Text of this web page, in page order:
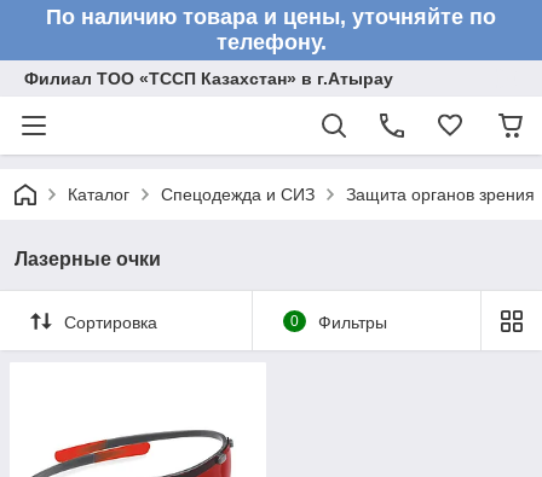
По наличию товара и цены, уточняйте по
телефону.
Филиал ТОО «ТССП Казахстан» в г.Атырау
Каталог Спецодежда и СИЗ Защита органов зрения
Лазерные очки
Сортировка 0 Фильтры